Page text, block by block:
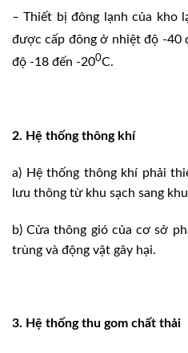
– Thiết bị đông lạnh của kho
được cấp đông ở nhiệt độ -40
độ -18 đến -200C.
2. Hệ thống thông khí
a) Hệ thống thông khí phải
lưu thông từ khu sạch sang
b) Cửa thông gió của cơ sở
trùng và động vật gây hại.
3. Hệ thống thu gom chất thải